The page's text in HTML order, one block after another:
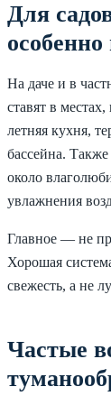
Для
особенно
На даче и в
ставят в
летняя кухня,
бассейна.
около
увлажнения
Главное — не
Хорошая
свежесть, а не
Частые